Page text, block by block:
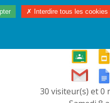
L'EUROPE
30 visiteur(s) et 0
✗ Interdire tous les cookies